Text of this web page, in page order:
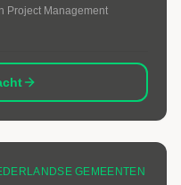
Project Management
GEMEENTEN